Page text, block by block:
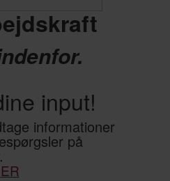
input!
informationer
på